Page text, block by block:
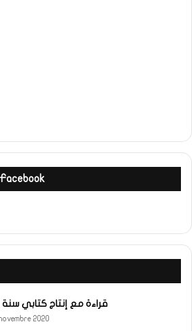
قراءة مع إنتاج كتابي سنة
2020